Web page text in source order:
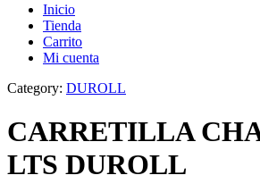
Inicio
Tienda
Carrito
Mi cuenta
Category: DUROLL
CARRETILLA
LTS DUROLL